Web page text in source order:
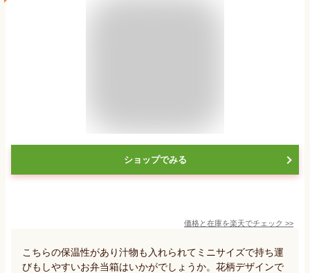
ショップでみる
価格と在庫を楽天でチェック >>
こちらの保温性があり汁物も入れられてミニサイズで持ち運
びもしやすいお弁当箱はいかがでしょうか。花柄デザインで